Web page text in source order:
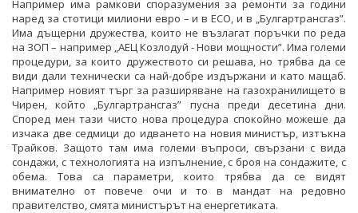
Например има рамкови споразумения за ремонти за години
наред за стотици милиони евро – и в ЕСО, и в „Булгартрансгаз”.
Има дъщерни дружества, които не възлагат поръчки по реда
на ЗОП – например „АЕЦ Козлодуй - Нови мощности”. Има големи
процедури, за които дружеството си решава, но трябва да се
види дали технически са най-добре издържани и като мащаб.
Например новият търг за разширяване на газохранилището в
Чирен, който „Булгартрансгаз” пусна преди десетина дни.
Според мен тази чисто нова процедура спокойно можеше да
изчака две седмици до идването на новия министър, изтъкна
Трайков. Защото там има големи въпроси, свързани с вида
сондажи, с технологията на изпълнение, с броя на сондажите, с
обема. Това са параметри, които трябва да се видят
внимателно от повече очи и то в мандат на редовно
правителство, смята министърът на енергетиката.